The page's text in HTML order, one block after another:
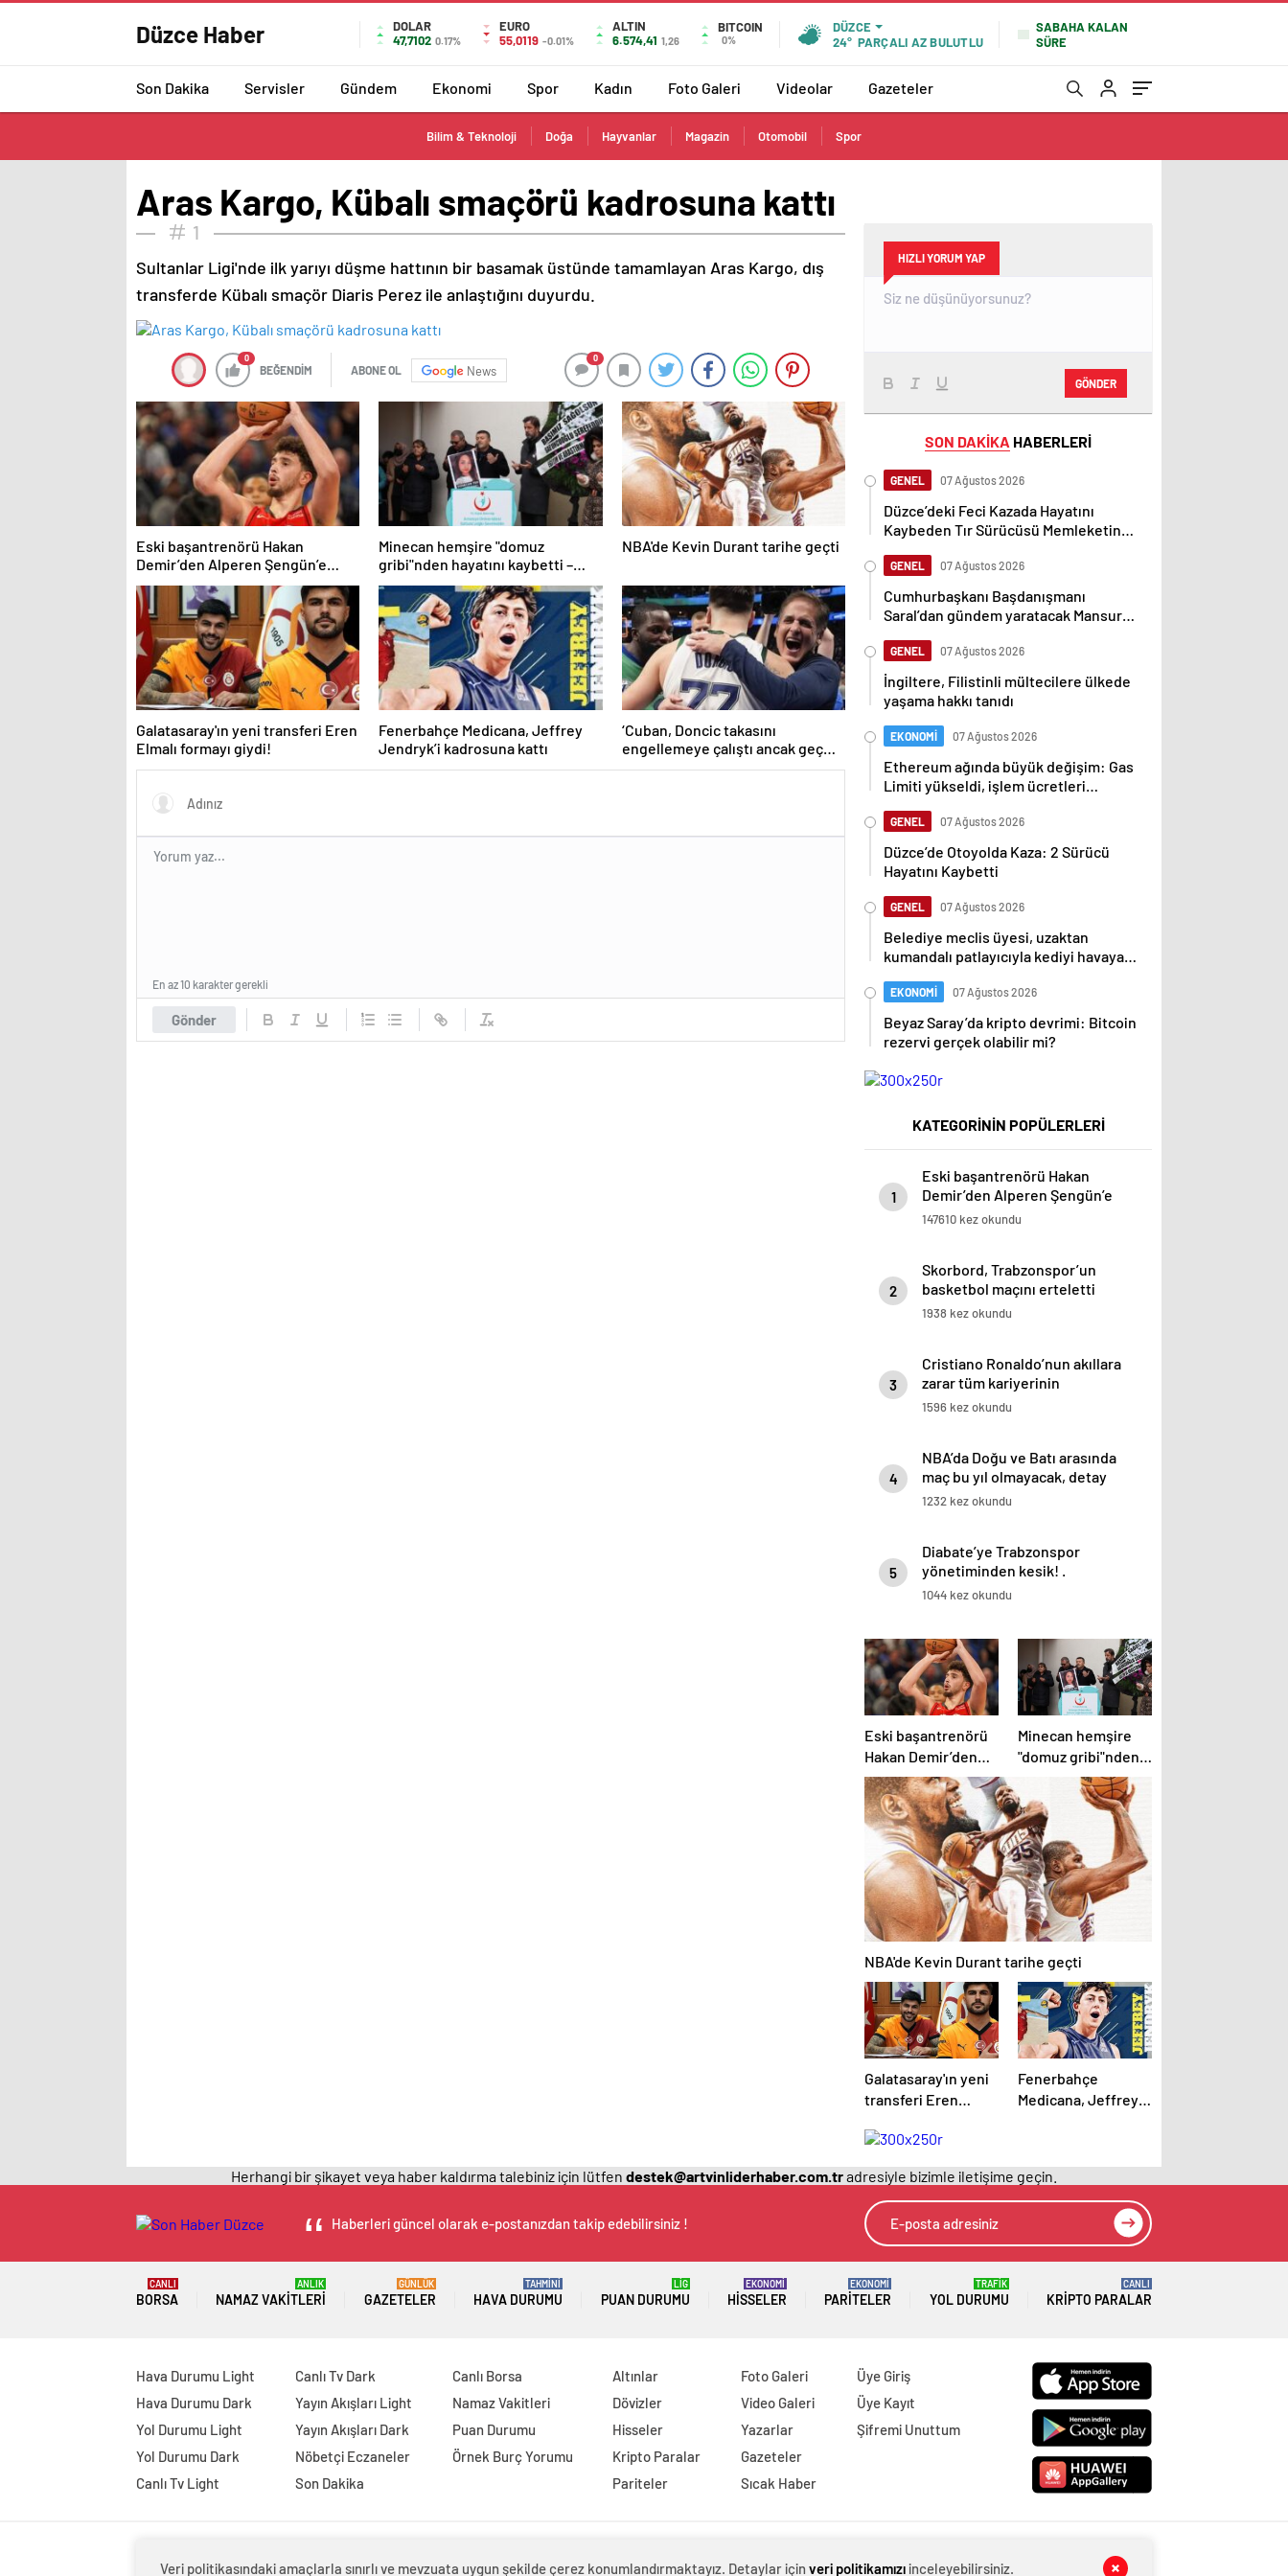
Düzce Haber
DOLAR
47,7102 0.17%
EURO
55,0119 -0.01%
ALTIN
6.574,41 1,26
BITCOIN
0%
DÜZCE
24° PARÇALI AZ BULUTLU
SABAHA KALAN
SÜRE
Son Dakika Servisler Gündem Ekonomi Spor Kadın Foto Galeri Videolar Gazeteler
Bilim & Teknoloji Doğa Hayvanlar Magazin Otomobil Spor
Aras Kargo, Kübalı smaçörü kadrosuna kattı
1
Sultanlar Ligi'nde ilk yarıyı düşme hattının bir basamak üstünde tamamlayan Aras Kargo, dış
transferde Kübalı smaçör Diaris Perez ile anlaştığını duyurdu.
0
BEĞENDİM ABONE OL News
0
Eski başantrenörü Hakan
Demir’den Alperen Şengün’e
övgü
Minecan hemşire "domuz
gribi"nden hayatını kaybetti –
Haberler | Sağlık Haberleri
NBA'de Kevin Durant tarihe geçti
Galatasaray'ın yeni transferi Eren
Elmalı formayı giydi!
Fenerbahçe Medicana, Jeffrey
Jendryk’i kadrosuna kattı
‘Cuban, Doncic takasını
engellemeye çalıştı ancak geç
kaldı’ iddiası! NBA Haberleri
Gönder
En az 10 karakter gerekli
HIZLI YORUM YAP
GÖNDER
SON DAKİKA HABERLERİ
GENEL 07 Ağustos 2026
Düzce’deki Feci Kazada Hayatını
Kaybeden Tır Sürücüsü Memleketine
GENEL 07 Ağustos 2026
Cumhurbaşkanı Başdanışmanı
Saral’dan gündem yaratacak Mansur
GENEL 07 Ağustos 2026
İngiltere, Filistinli mültecilere ülkede
yaşama hakkı tanıdı
EKONOMİ 07 Ağustos 2026
Ethereum ağında büyük değişim: Gas
Limiti yükseldi, işlem ücretleri
GENEL 07 Ağustos 2026
Düzce’de Otoyolda Kaza: 2 Sürücü
Hayatını Kaybetti
GENEL 07 Ağustos 2026
Belediye meclis üyesi, uzaktan
kumandalı patlayıcıyla kediyi havaya
EKONOMİ 07 Ağustos 2026
Beyaz Saray’da kripto devrimi: Bitcoin
rezervi gerçek olabilir mi?
KATEGORİNİN POPÜLERLERİ
1
Eski başantrenörü Hakan
Demir’den Alperen Şengün’e
övgü
147610 kez okundu
2
Skorbord, Trabzonspor’un
basketbol maçını erteletti
1938 kez okundu
3
Cristiano Ronaldo’nun akıllara
zarar tüm kariyerinin
istatistiğini çıkardık !
1596 kez okundu
4
NBA’da Doğu ve Batı arasında
maç bu yıl olmayacak, detay
haberimizde.
1232 kez okundu
5
Diabate’ye Trabzonspor
yönetiminden kesik! .
1044 kez okundu
Eski başantrenörü
Hakan Demir’den
Alperen Şengün’e
övgü
Minecan hemşire
"domuz gribi"nden
hayatını kaybetti –
Haberler | Sağlık
Haberleri
NBA'de Kevin Durant tarihe geçti
Galatasaray'ın yeni
transferi Eren
giydi!
Fenerbahçe
Medicana, Jeffrey
Herhangi bir şikayet veya haber kaldırma talebiniz için lütfen destek@artvinliderhaber.com.tradresiyle bizimle iletişime geçin.
Haberleri güncel olarak e-postanızdan takip edebilirsiniz !
BORSA
CANLI
NAMAZ VAKITLERI
ANLIK
GAZETELER
GÜNLÜK
HAVA DURUMU
TAHMİNİ
PUAN DURUMU
LİG
HISSELER
EKONOMİ
PARITELER
EKONOMİ
YOL DURUMU
TRAFİK
KRIPTO PARALAR
CANLI
Hava Durumu Light
Hava Durumu Dark
Yol Durumu Light
Yol Durumu Dark
Canlı Tv Light
Canlı Tv Dark
Yayın Akışları Light
Yayın Akışları Dark
Nöbetçi Eczaneler
Son Dakika
Canlı Borsa
Namaz Vakitleri
Puan Durumu
Örnek Burç Yorumu
Altınlar
Dövizler
Hisseler
Kripto Paralar
Pariteler
Foto Galeri
Video Galeri
Yazarlar
Gazeteler
Sıcak Haber
Üye Giriş
Üye Kayıt
Şifremi Unuttum
Veri politikasındaki amaçlarla sınırlı ve mevzuata uygun şekilde çerez konumlandırmaktayız. Detaylar için veri politikamızıinceleyebilirsiniz.